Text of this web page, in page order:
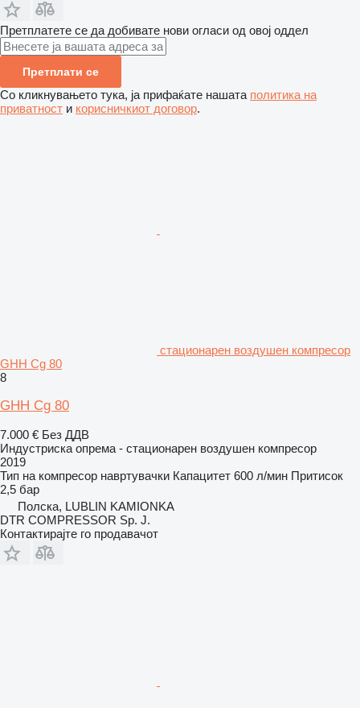
Претплатете се да добивате нови огласи од овој оддел
Претплати се
Со кликнувањето тука, ја прифаќате нашата политика на
приватност и корисничкиот договор.
стационарен воздушен компресор
GHH Cg 80
8
GHH Cg 80
7.000 € Без ДДВ
Индустриска опрема - стационарен воздушен компресор
2019
Тип на компресор навртувачки Капацитет 600 л/мин Притисок
2,5 бар
Полска, LUBLIN KAMIONKA
DTR COMPRESSOR Sp. J.
Контактирајте го продавачот